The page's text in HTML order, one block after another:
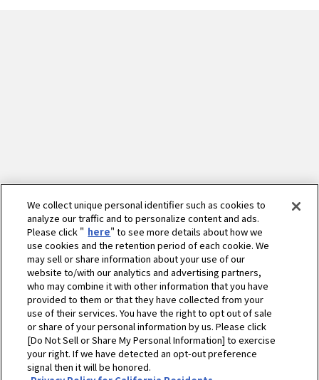
ホーム 農業
営農情報 営農PLUS
We collect unique personal identifier such as cookies to
analyze our traffic and to personalize content and ads.
Please click " here" to see more details about how we
use cookies and the retention period of each cookie. We
may sell or share information about your use of our
website to/with our analytics and advertising partners,
who may combine it with other information that you have
provided to them or that they have collected from your
use of their services. You have the right to opt out of sale
or share of your personal information by us. Please click
[Do Not Sell or Share My Personal Information] to exercise
your right. If we have detected an opt-out preference
signal then it will be honored.